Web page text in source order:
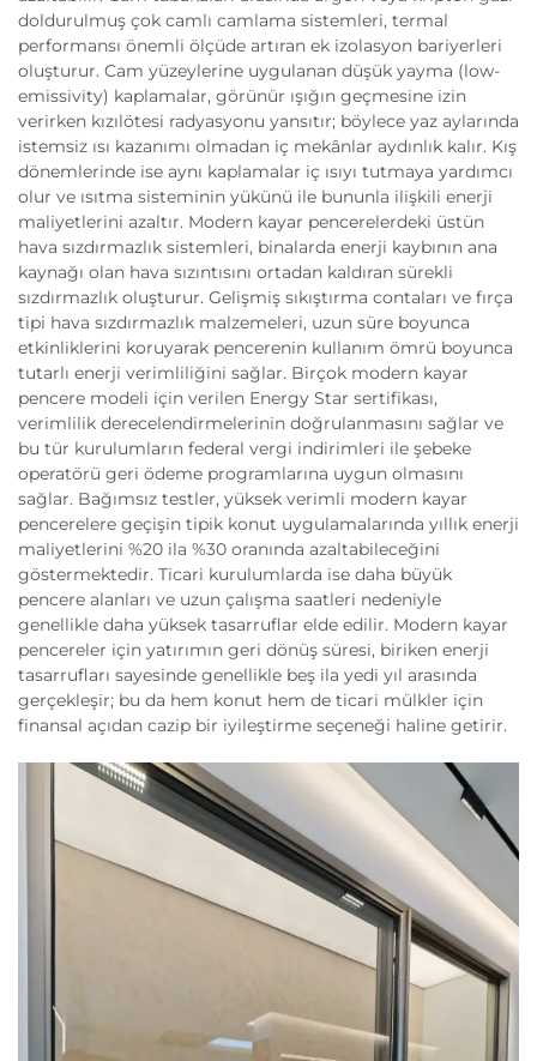
doldurulmuş çok camlı camlama sistemleri, termal
performansı önemli ölçüde artıran ek izolasyon bariyerleri
oluşturur. Cam yüzeylerine uygulanan düşük yayma (low-
emissivity) kaplamalar, görünür ışığın geçmesine izin
verirken kızılötesi radyasyonu yansıtır; böylece yaz aylarında
istemsiz ısı kazanımı olmadan iç mekânlar aydınlık kalır. Kış
dönemlerinde ise aynı kaplamalar iç ısıyı tutmaya yardımcı
olur ve ısıtma sisteminin yükünü ile bununla ilişkili enerji
maliyetlerini azaltır. Modern kayar pencerelerdeki üstün
hava sızdırmazlık sistemleri, binalarda enerji kaybının ana
kaynağı olan hava sızıntısını ortadan kaldıran sürekli
sızdırmazlık oluşturur. Gelişmiş sıkıştırma contaları ve fırça
tipi hava sızdırmazlık malzemeleri, uzun süre boyunca
etkinliklerini koruyarak pencerenin kullanım ömrü boyunca
tutarlı enerji verimliliğini sağlar. Birçok modern kayar
pencere modeli için verilen Energy Star sertifikası,
verimlilik derecelendirmelerinin doğrulanmasını sağlar ve
bu tür kurulumların federal vergi indirimleri ile şebeke
operatörü geri ödeme programlarına uygun olmasını
sağlar. Bağımsız testler, yüksek verimli modern kayar
pencerelere geçişin tipik konut uygulamalarında yıllık enerji
maliyetlerini %20 ila %30 oranında azaltabileceğini
göstermektedir. Ticari kurulumlarda ise daha büyük
pencere alanları ve uzun çalışma saatleri nedeniyle
genellikle daha yüksek tasarruflar elde edilir. Modern kayar
pencereler için yatırımın geri dönüş süresi, biriken enerji
tasarrufları sayesinde genellikle beş ila yedi yıl arasında
gerçekleşir; bu da hem konut hem de ticari mülkler için
finansal açıdan cazip bir iyileştirme seçeneği haline getirir.